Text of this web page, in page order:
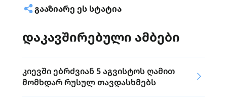
ᲒᲐᲐᲖᲘᲐᲠᲔ ᲔᲡ ᲡᲢᲐᲢᲘᲐ
დაკავშირებული ამბები
კიევში ებრძვიან 5 აგვისტოს ღამით
მომხდარ რუსულ თავდასხმებს